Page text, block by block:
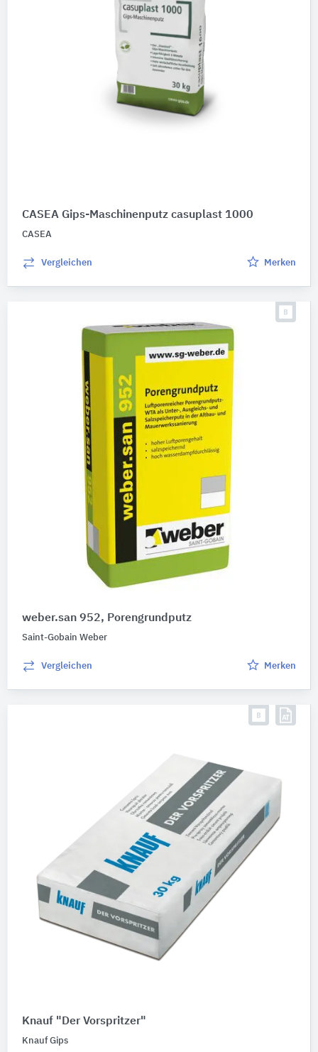
CASEA Gips-Maschinenputz casuplast 1000
CASEA
Vergleichen Merken
weber.san 952, Porengrundputz
Saint-Gobain Weber
Vergleichen Merken
Knauf "Der Vorspritzer"
Knauf Gips